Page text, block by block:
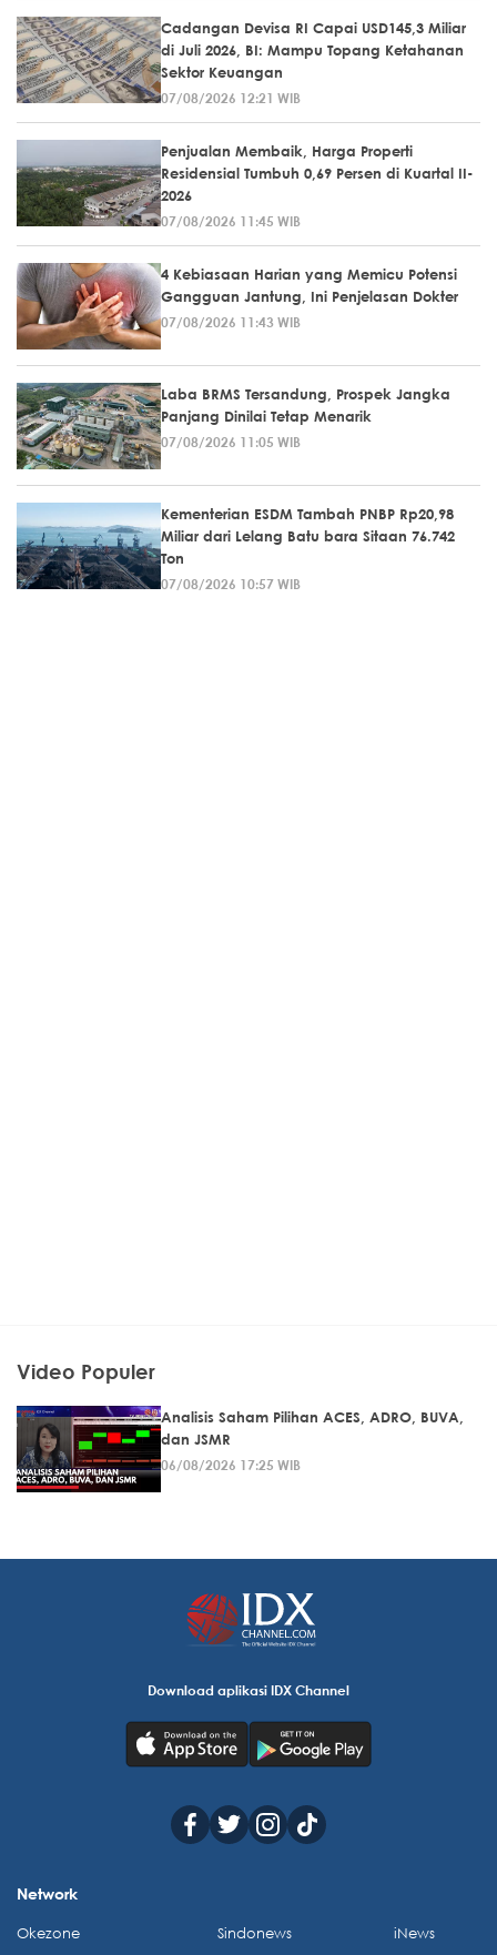
Cadangan Devisa RI Capai USD145,3 Miliar
di Juli 2026, BI: Mampu Topang Ketahanan
Sektor Keuangan
07/08/2026 12:21 WIB
Penjualan Membaik, Harga Properti
Residensial Tumbuh 0,69 Persen di Kuartal II-
2026
07/08/2026 11:45 WIB
4 Kebiasaan Harian yang Memicu Potensi
Gangguan Jantung, Ini Penjelasan Dokter
07/08/2026 11:43 WIB
Laba BRMS Tersandung, Prospek Jangka
Panjang Dinilai Tetap Menarik
07/08/2026 11:05 WIB
Kementerian ESDM Tambah PNBP Rp20,98
Miliar dari Lelang Batu bara Sitaan 76.742
Ton
07/08/2026 10:57 WIB
Video Populer
Analisis Saham Pilihan ACES, ADRO, BUVA,
dan JSMR
06/08/2026 17:25 WIB
Download aplikasi IDX Channel
Network
Okezone Sindonews iNews